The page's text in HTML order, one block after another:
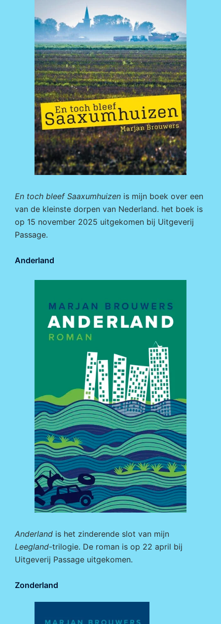
En toch bleef Saaxumhuizen is mijn boek over een
van de kleinste dorpen van Nederland. het boek is
op 15 november 2025 uitgekomen bij Uitgeverij
Passage.
Anderland
Anderland is het zinderende slot van mijn
Leegland-trilogie. De roman is op 22 april bij
Uitgeverij Passage uitgekomen.
Zonderland